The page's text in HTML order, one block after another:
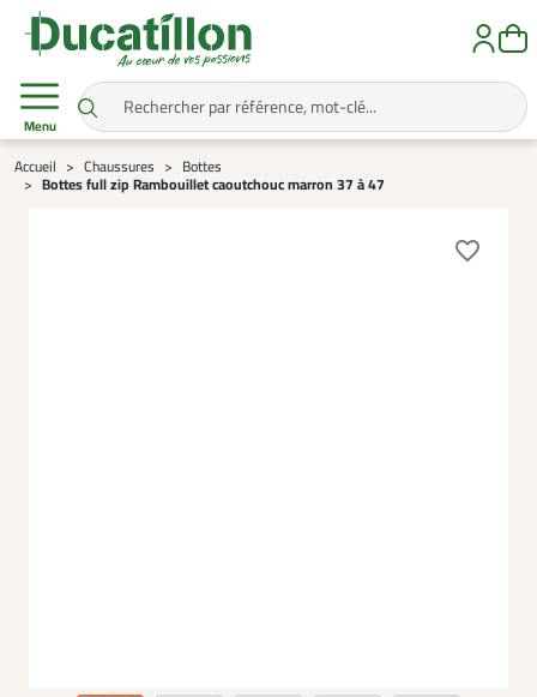
Menu
Accueil Chaussures Bottes
Bottes full zip Rambouillet caoutchouc marron 37 à 47
favorite_border